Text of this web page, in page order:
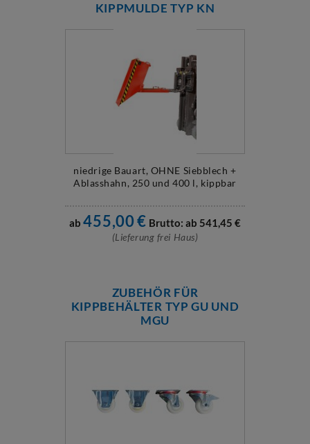
KIPPMULDE TYP KN
niedrige Bauart, OHNE Siebblech +
Ablasshahn, 250 und 400 l, kippbar
ab 455,00€ Brutto: ab 541,45 €
(Lieferung frei Haus)
ZUBEHÖR FÜR
KIPPBEHÄLTER TYP GU UND
MGU